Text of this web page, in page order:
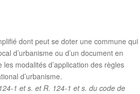
dont peut se doter une commune qui
d’urbanisme ou d’un document en
modalités d’application des règles
d’urbanisme.
1 et s. et R. 124-1 et s. du code de